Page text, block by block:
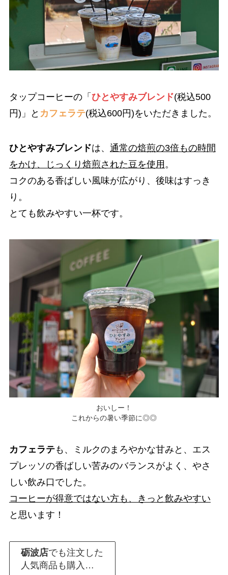
タップコーヒーの「 ひとやすみブレンド(税込500
円)」と カフェラテ(税込600円)をいただきました。
ひとやすみブレンドは、 通常の焙煎の3倍もの時間
をかけ、じっくり焙煎された豆を使用 。
コクのある香ばしい風味が広がり、後味はすっき
り。
とても飲みやすい一杯です。
おいしー！
これからの暑い季節に◎◎
カフェラテも、ミルクのまろやかな甘みと、エス
プレッソの香ばしい苦みのバランスがよく、やさ
しい飲み口でした。
コーヒーが得意ではない方も、きっと飲みやすい
と思います！
砺波店でも注文した
人気商品も購入…